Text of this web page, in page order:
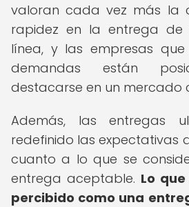
valoran cada vez más la
rapidez en la entrega de
línea, y las empresas
demandas están
destacarse en un mercado
Además, las entregas
redefinido las expectativas
cuanto a lo que se
entrega aceptable. Lo
percibido como una